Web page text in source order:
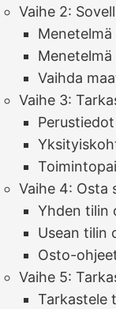
Vaihe 2:
Menetelmä
Vaihda
Vaihe 3:
Perustiedot
Vaihe 4: Osta
Yhden tilin
Usean tilin
Osto-
Vaihe 5:
Tarkastele